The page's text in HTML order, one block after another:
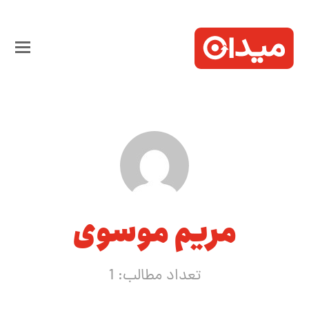
مریم موسوی
تعداد مطالب: 1